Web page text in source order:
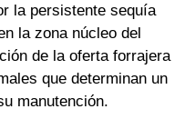
la persistente sequía
la zona núcleo del
de la oferta forrajera
que determinan un
manutención.